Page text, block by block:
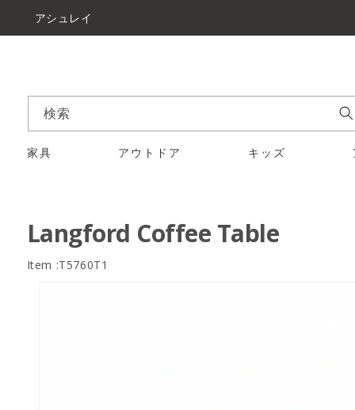
アシュレイ
検索
家具 アウトドア キッズ
Langford Coffee Table
Item :T5760T1